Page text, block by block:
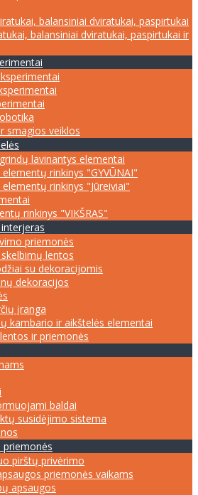
balansiniai dviratukai, paspirtukai
balansiniai dviratukai, paspirtukai ir
smagios veiklos
lavinantys elementai
rinkinys "GYVŪNAI"
rinkinys "Jūreiviai"
rinkinys "VIKŠRAS"
priemonės
lentos
su dekoracijomis
dekoracijos
įranga
kambario ir aikštelės elementai
ir priemonės
baldai
susidėjimo sistema
priemonės
pirštų privėrimo
priemonės vaikams
apsaugos